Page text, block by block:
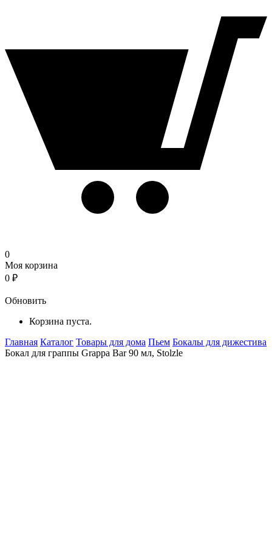
0
Моя корзина
0 ₽
Обновить
Корзина пуста.
Главная Каталог Товары для дома Пьем Бокалы для дижестива
Бокал для граппы Grappa Bar 90 мл, Stolzle